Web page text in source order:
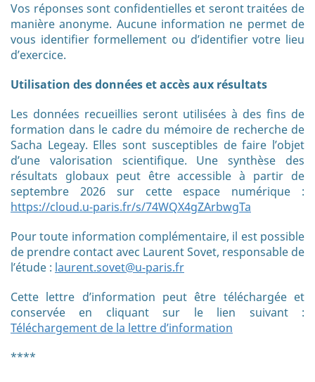
Vos réponses sont confidentielles et seront traitées de
manière anonyme. Aucune information ne permet de
vous identifier formellement ou d’identifier votre lieu
d’exercice.
Utilisation des données et accès aux résultats
Les données recueillies seront utilisées à des fins de
formation dans le cadre du mémoire de recherche de
Sacha Legeay. Elles sont susceptibles de faire l’objet
d’une valorisation scientifique. Une synthèse des
résultats globaux peut être accessible à partir de
septembre 2026 sur cette espace numérique :
https://cloud.u-paris.fr/s/74WQX4gZArbwgTa
Pour toute information complémentaire, il est possible
de prendre contact avec Laurent Sovet, responsable de
l’étude : laurent.sovet@u-paris.fr
Cette lettre d’information peut être téléchargée et
conservée en cliquant sur le lien suivant :
Téléchargement de la lettre d’information
****